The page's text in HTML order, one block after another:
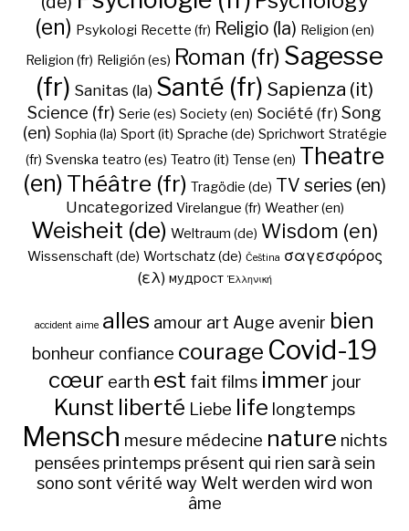
(en) Psykologi Recette (fr) Religio (la) Religion (en)
Religion (fr) Religión (es) Roman (fr) Sagesse
(fr) Sanitas (la) Santé (fr) Sapienza (it)
Science (fr) Serie (es) Society (en) Société (fr) Song
(en) Sophia (la) Sport (it) Sprache (de) Sprichwort Stratégie
(fr) Svenska teatro (es) Teatro (it) Tense (en) Theatre
(en) Théâtre (fr) Tragödie (de) TV series (en)
Uncategorized Virelangue (fr) Weather (en)
Weisheit (de) Weltraum (de) Wisdom (en)
Wissenschaft (de) Wortschatz (de) Čeština σαγεσφόρος
(ελ) мудрост Ἑλληνική
accident aime alles amour art Auge avenir bien
bonheur confiance courage Covid-19
cœur earth est fait films immer jour
Kunst liberté Liebe life longtemps
Mensch mesure médecine nature nichts
pensées printemps présent qui rien sarà sein
sono sont vérité way Welt werden wird won
âme